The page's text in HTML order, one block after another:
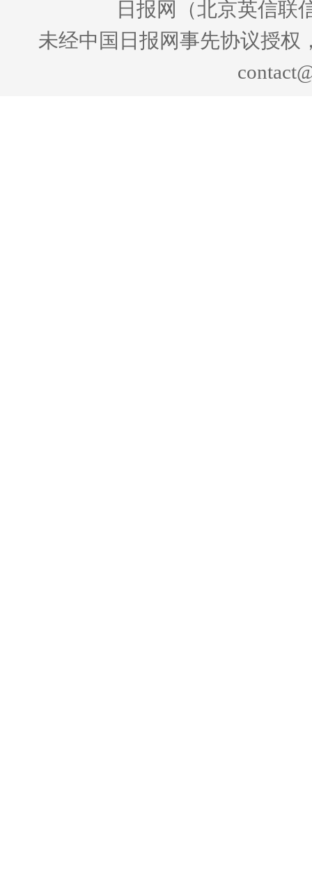
日报网（北京英信联
未经中国日报网事先协议授权